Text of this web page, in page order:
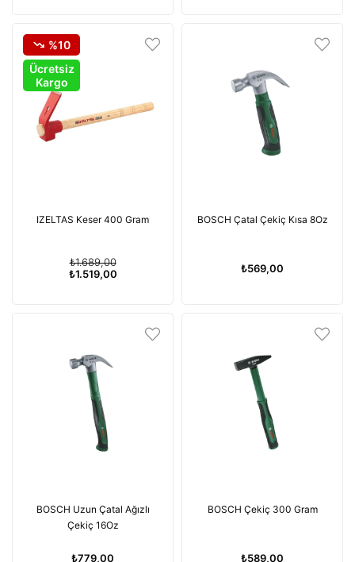
IZELTAS Keser 400 Gram
₺1.519,00
₺1.689,00
%10
Ücretsiz
Kargo
BOSCH Çatal Çekiç Kısa 8Oz
₺569,00
BOSCH Uzun Çatal Ağızlı
Çekiç 16Oz
₺779,00
BOSCH Çekiç 300 Gram
₺589,00